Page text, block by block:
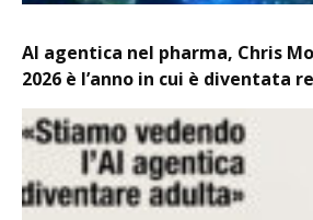
AI agentica nel pharma, Chris
2026 è l’anno in cui è diventata